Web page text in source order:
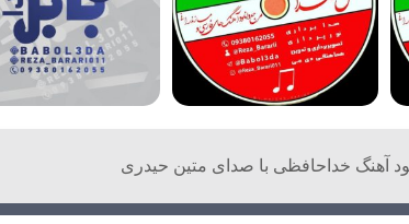
آهنگ خداحافظی با صدای متین حیدری